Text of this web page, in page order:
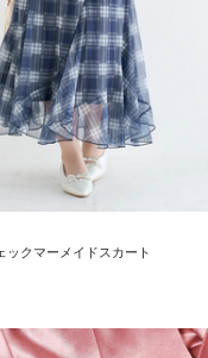
ックマーメイドスカート